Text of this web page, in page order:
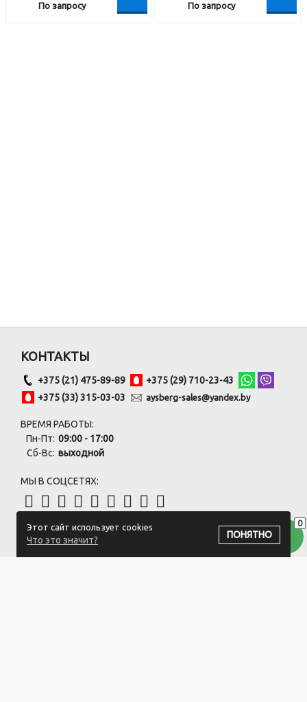
По запросу По запросу
0
Этот сайт использует cookies
Что это значит?
ПОНЯТНО
КОНТАКТЫ
+375 (21) 475-89-89
+375 (29) 710-23-43
+375 (33) 315-03-03
aysberg-sales@yandex.by
ВРЕМЯ РАБОТЫ:
Пн-Пт: 09:00 - 17:00
Сб-Вс: выходной
МЫ В СОЦСЕТЯХ:
ПОДПИСАТЬСЯ НА РАССЫЛКУ